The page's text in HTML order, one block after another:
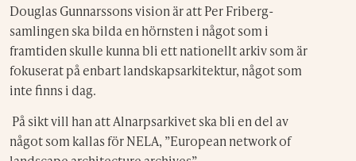
Douglas Gunnarssons vision är att Per Friberg-
samlingen ska bilda en hörnsten i något som i
framtiden skulle kunna bli ett nationellt arkiv som är
fokuserat på enbart landskapsarkitektur, något som
inte finns i dag.
På sikt vill han att Alnarpsarkivet ska bli en del av
något som kallas för NELA,”European network of